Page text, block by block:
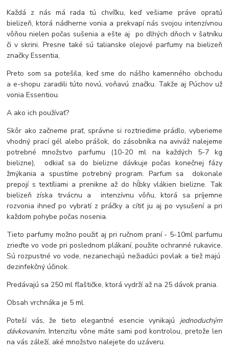
Každá z nás má rada tú chvíľku, keď vešiame práve opratú
bielizeň, ktorá nádherne vonia a prekvapí nás svojou intenzívnou
vôňou nielen počas sušenia a ešte aj po dlhých dňoch v šatníku
či v skrini. Presne také sú talianske olejové parfumy na bielizeň
značky Essentia,
Preto som sa potešila, keď sme do nášho kamenného obchodu
a e-shopu zaradili túto novú, voňavú značku. Takže aj Púchov už
vonia Essentiou.
A ako ich používať?
Skôr ako začneme prať, správne si roztriedime prádlo, vyberieme
vhodný prací gél alebo prášok, do zásobníka na aviváž nalejeme
potrebné množstvo parfumu (10-20 ml na každých 5-7 kg
bielizne), odkiaľ sa do bielizne dávkuje počas konečnej fázy
žmýkania a spustíme potrebný program. Parfum sa dokonale
prepojí s textíliami a prenikne až do hĺbky vlákien bielizne. Tak
bielizeň získa trvácnu a
intenzívnu vôňu, ktorá sa príjemne
rozvonia ihneď po vybratí z práčky a cítiť ju aj po vysušení a pri
každom pohybe počas nosenia.
Tieto parfumy možno použiť aj pri ručnom praní - 5-10ml parfumu
zrieďte vo vode pri poslednom plákaní, použite ochranné rukavice.
Sú rozpustné vo vode, nezanechajú nežiadúci povlak a tiež majú
dezinfekčný účinok.
Predávajú sa 250 ml fľaštičke, ktorá vydrží až na 25 dávok prania.
Obsah vrchnáka je 5 ml.
Poteší vás, že tieto elegantné esencie vynikajú jednoduchým
dávkovaním. Intenzitu vône máte sami pod kontrolou, pretože len
na vás záleží, aké množstvo nalejete do uzáveru.